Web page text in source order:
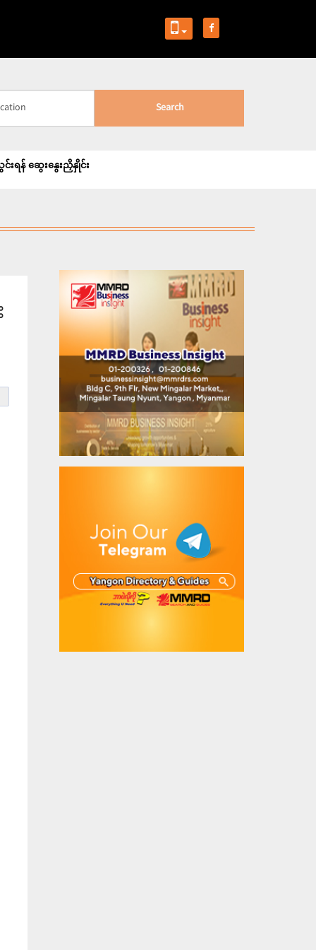
Search
းရန် ဆွေးနွေးညှိနှိုင်း